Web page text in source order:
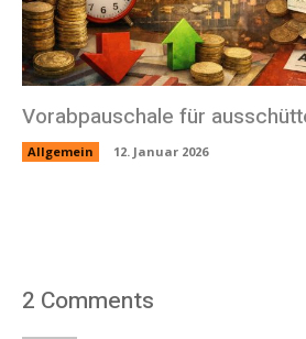
Vorabpauschale für
Allgemein 12. Januar 2026
2 Comments